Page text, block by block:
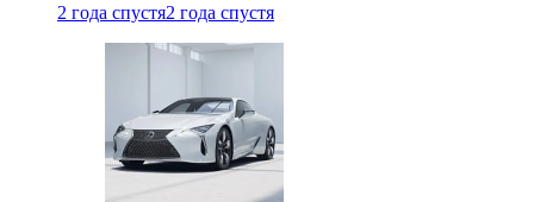
2 года спустя2 года спустя